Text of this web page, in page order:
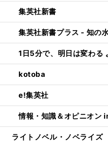
集英社新書
集英社新書プラス - 知の
1日5分で、明日は変わ
kotoba
e!集英社
情報・知識＆オピニオン
ライトノベル・ノベライズ